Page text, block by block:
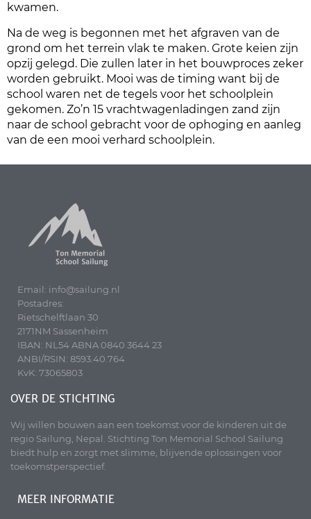
kwamen.
Na de weg is begonnen met het afgraven van de
grond om het terrein vlak te maken. Grote keien zijn
opzij gelegd. Die zullen later in het bouwproces zeker
worden gebruikt. Mooi was de timing want bij de
school waren net de tegels voor het schoolplein
gekomen. Zo’n 15 vrachtwagenladingen zand zijn
naar de school gebracht voor de ophoging en aanleg
van de een mooi verhard schoolplein.
Email: info@sailung.nl
Postadres:
Rietschelftlaan 30
2171NM Sassenheim
IBAN: NL54 ABNA 0840 3644 23
ANBI/RSIN: 8593.40.764
KvK: 73065803
OVER DE STICHTING
Wij willen bouwen aan een toekomst voor de kinderen uit de
regio Sailung, Nepal. Stichting Ton Memorial School Sailung
biedt hulp en zorgt met slimme, blijvende oplossingen voor
toekomstperspectief.
MEER INFORMATIE